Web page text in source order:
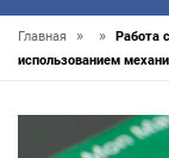
Главная » »
Работа
использованием